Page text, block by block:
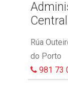
Central
Rúa
do Porto
981 73